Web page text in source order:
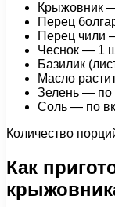
Крыжовник
Перец
Перец чили
Чеснок — 1
Базилик
Масло
Зелень — по
Соль — по
Количество
Как